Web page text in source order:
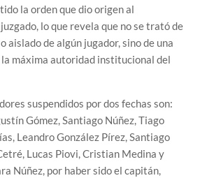
la orden que dio origen al
lo que revela que no se trató de
aislado de algún jugador, sino de una
máxima autoridad institucional del
suspendidos por dos fechas son:
Gómez, Santiago Núñez, Tiago
Leandro González Pírez, Santiago
Lucas Piovi, Cristian Medina y
Núñez, por haber sido el capitán,